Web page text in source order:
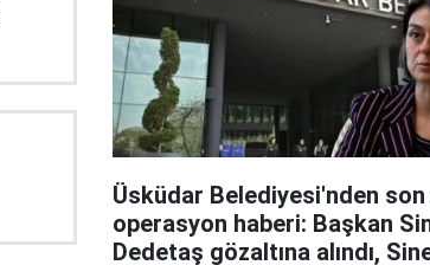
Üsküdar Belediyesi'nden
operasyon haberi: Başkan
Dedetaş gözaltına alındı,